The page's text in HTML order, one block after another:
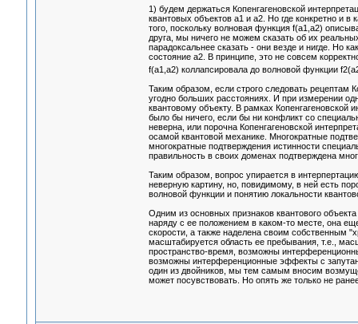
1) будем держаться Копенгагеновской
квантовых объектов а1 и а2. Но где конкретно и в
того, поскольку волновая функция f(a1,a2)
друга, мы ничего не можем сказать об их
парадоксальнее сказать - они везде и нигде. Но
состояние а2. В принципе, это не совсем
f(a1,a2) коллапсировала до волновой функции
Таким образом, если строго следовать рецептам
угодно больших расстояниях. И при измерении
квантовому объекту. В рамках Копенгагеновской
было бы ничего, если бы ни конфликт со
неверна, или порочна Копенгагеновской
осамой квантовой механике. Многократные
многократные подтверждения истинности
правильность в своих доменах подтверждена
Таким образом, вопрос упирается в
неверную картину, но, повидимому, в ней есть
волновой функции и понятию локальности
Одним из основных признаков квантового
наряду с ее положением в каком-то месте, она
скорости, а также наделена своим собственным
масштабируется область ее пребывания, т.е.,
пространство-время, возможны
возможны интерференционные эффекты с
один из двойников, мы тем самым вносим
может посувствовать. Но опять же только не